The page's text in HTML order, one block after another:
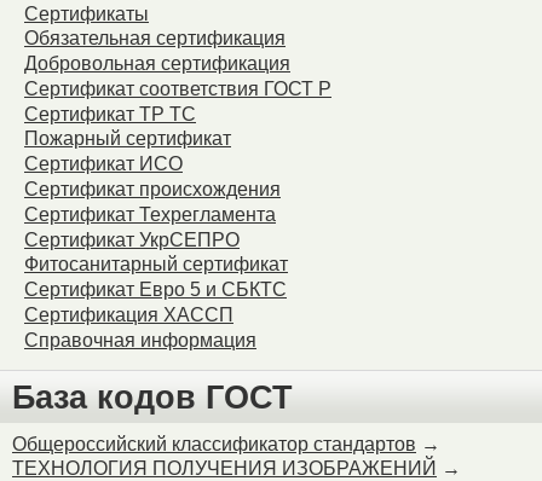
Сертификаты
Обязательная сертификация
Добровольная сертификация
Сертификат соответствия ГОСТ Р
Сертификат ТР ТС
Пожарный сертификат
Сертификат ИСО
Сертификат происхождения
Сертификат Техрегламента
Сертификат УкрСЕПРО
Фитосанитарный сертификат
Сертификат Евро 5 и СБКТС
Сертификация ХАССП
Справочная информация
База кодов ГОСТ
Общероссийский классификатор стандартов →
ТЕХНОЛОГИЯ ПОЛУЧЕНИЯ ИЗОБРАЖЕНИЙ →